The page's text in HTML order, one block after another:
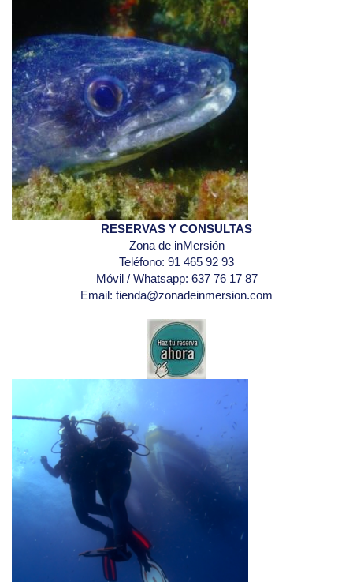
RESERVAS Y CONSULTAS
Zona de inMersión
Teléfono: 91 465 92 93
Móvil / Whatsapp: 637 76 17 87
Email: tienda@zonadeinmersion.com